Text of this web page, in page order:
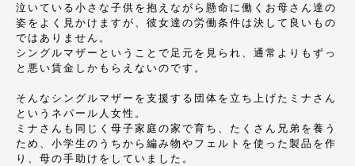
泣いている小さな子供を抱えながら懸命に働くお母さん達の
姿をよく見かけますが、彼女達の労働条件は決して良いもの
ではありません。
シングルマザーということで足元を見られ、通常よりもずっ
と悪い賃金しかもらえないのです。
そんなシングルマザーを支援する団体を立ち上げたミナさん
というネパール人女性。
ミナさんも同じく母子家庭の家で育ち、たくさん兄弟を養う
ため、小学生のうちから編み物やフェルトを使った製品を作
り、母の手助けをしていました。